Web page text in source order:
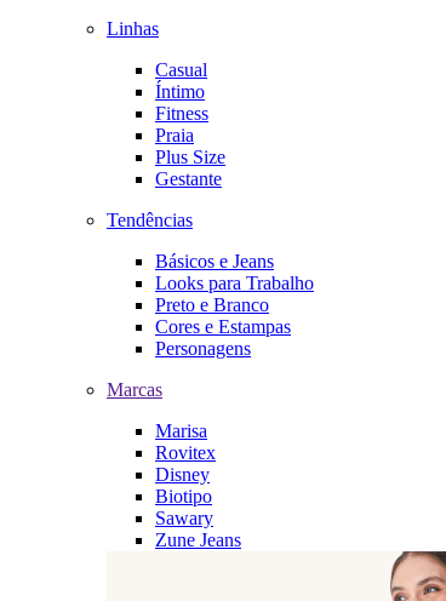
Linhas
Casual
Íntimo
Fitness
Praia
Plus Size
Gestante
Tendências
Básicos e Jeans
Looks para Trabalho
Preto e Branco
Cores e Estampas
Personagens
Marcas
Marisa
Rovitex
Disney
Biotipo
Sawary
Zune Jeans